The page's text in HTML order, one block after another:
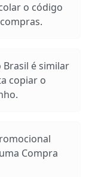
o código
é similar
copiar o
Compra